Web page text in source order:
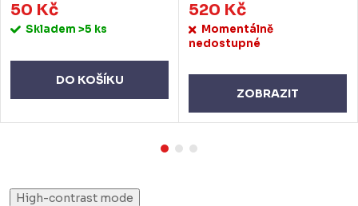
50 Kč
Skladem >5 ks
DO KOŠÍKU
520 Kč
Momentálně
nedostupné
ZOBRAZIT
High-contrast mode